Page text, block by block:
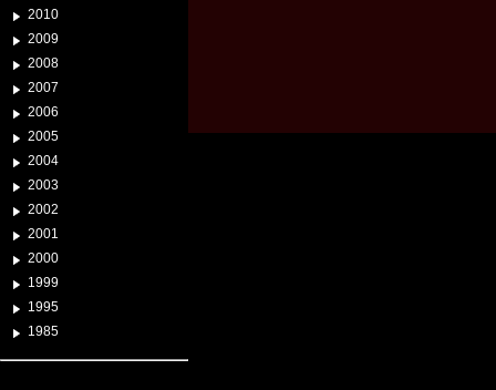
2010
2009
2008
2007
2006
2005
2004
2003
2002
2001
2000
1999
1995
1985